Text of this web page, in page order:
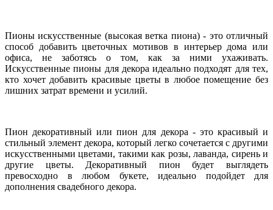
Пионы искусственные (высокая ветка пиона) - это отличный
способ добавить цветочных мотивов в интерьер дома или
офиса, не заботясь о том, как за ними ухаживать.
Искусственные пионы для декора идеально подходят для тех,
кто хочет добавить красивые цветы в любое помещение без
лишних затрат времени и усилий.
Пион декоративный или пион для декора - это красивый и
стильный элемент декора, который легко сочетается с другими
искусственными цветами, такими как розы, лаванда, сирень и
другие цветы. Декоративный пион будет выглядеть
превосходно в любом букете, идеально подойдет для
дополнения свадебного декора.